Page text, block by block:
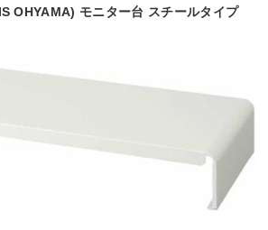
OHYAMA) モニター台 スチールタイプ